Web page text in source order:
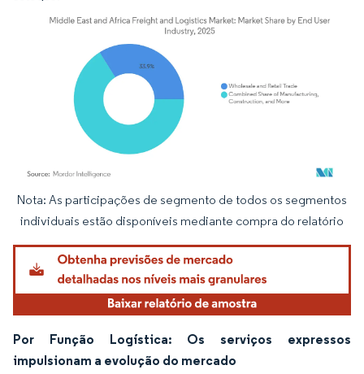
Imagem © Mordor Intelligence. O reuso requer atribuição conforme CC BY 4.0.
Nota: As participações de segmento de todos os segmentos
individuais estão disponíveis mediante compra do relatório
Por Função Logística: Os serviços expressos
impulsionam a evolução do mercado